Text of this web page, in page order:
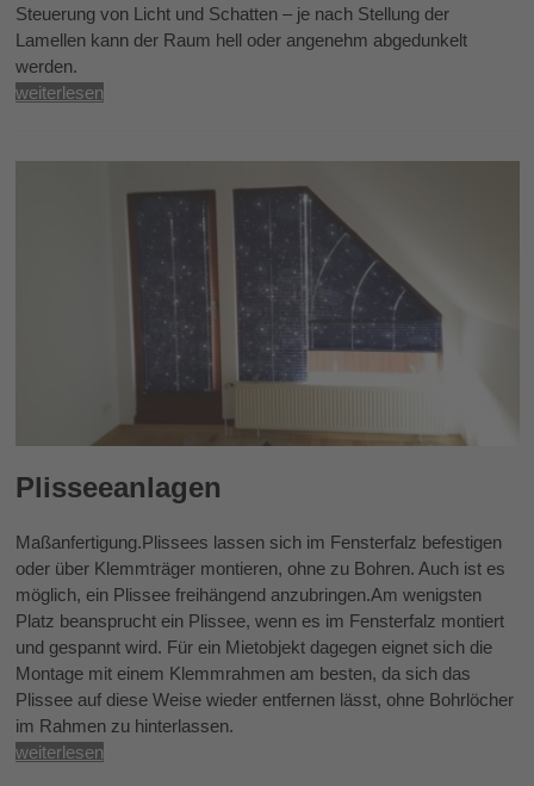
Steuerung von Licht und Schatten – je nach Stellung der
Lamellen kann der Raum hell oder angenehm abgedunkelt
werden.
weiterlesen
Plisseeanlagen
Maßanfertigung.Plissees lassen sich im Fensterfalz befestigen
oder über Klemmträger montieren, ohne zu Bohren. Auch ist es
möglich, ein Plissee freihängend anzubringen.Am wenigsten
Platz beansprucht ein Plissee, wenn es im Fensterfalz montiert
und gespannt wird. Für ein Mietobjekt dagegen eignet sich die
Montage mit einem Klemmrahmen am besten, da sich das
Plissee auf diese Weise wieder entfernen lässt, ohne Bohrlöcher
im Rahmen zu hinterlassen.
weiterlesen